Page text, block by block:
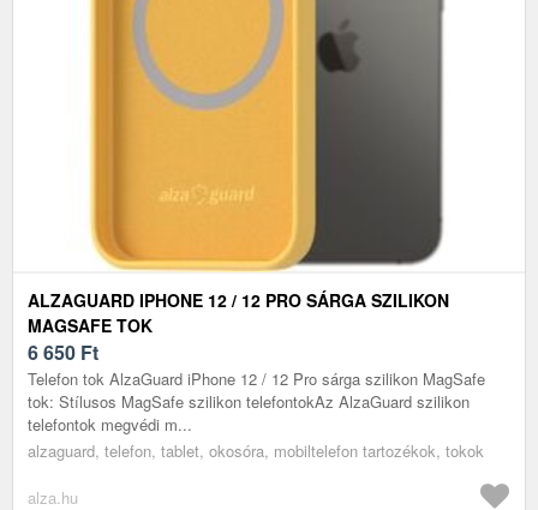
ALZAGUARD IPHONE 12 / 12 PRO SÁRGA SZILIKON
MAGSAFE TOK
6 650 Ft
Telefon tok AlzaGuard iPhone 12 / 12 Pro sárga szilikon MagSafe
tok: Stílusos MagSafe szilikon telefontokAz AlzaGuard szilikon
telefontok megvédi m...
alzaguard, telefon, tablet, okosóra, mobiltelefon tartozékok, tokok
alza.hu